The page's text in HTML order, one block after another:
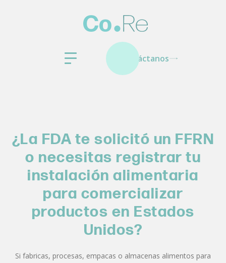
Contáctanos
¿La FDA te solicitó un FFRN
o necesitas registrar tu
instalación alimentaria
para comercializar
productos en Estados
Unidos?
Si fabricas, procesas, empacas o almacenas alimentos para